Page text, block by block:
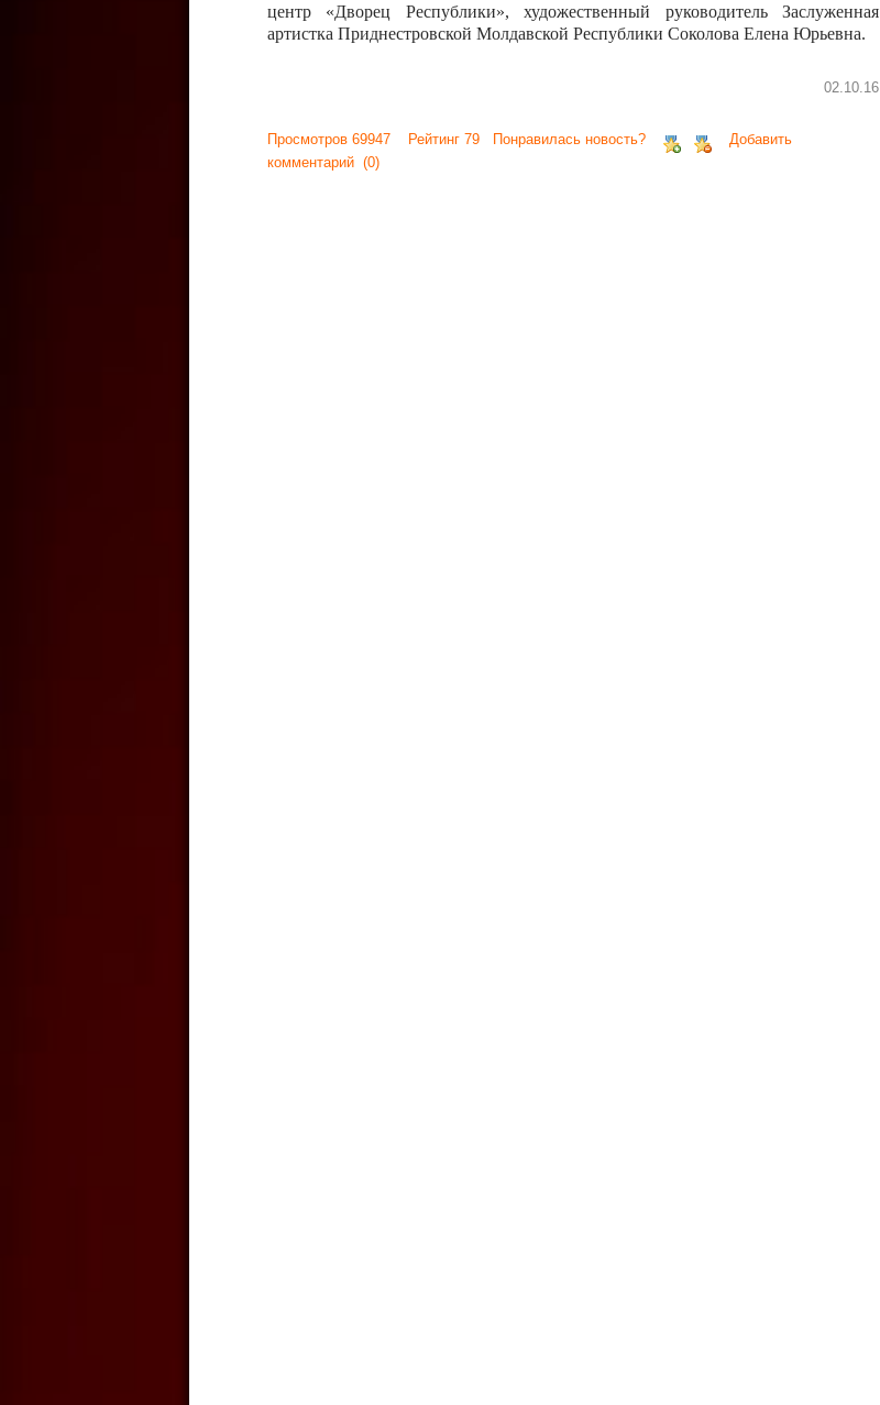
центр «Дворец Республики», художественный руководитель Заслуженная
артистка Приднестровской Молдавской Республики Соколова Елена Юрьевна.
02.10.16
Просмотров 69947 Рейтинг 79 Понравилась новость?
Добавить
комментарий (0)